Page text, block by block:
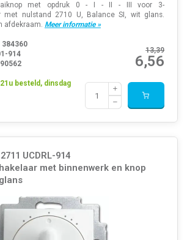
met opdruk 0 - I - II - III voor 3-
met nulstand 2710 U, Balance SI, wit glans.
afdekraam. Meer informatie »
13,39
6,56
384360
914
besteld, dinsdag
UCDRL-914
met binnenwerk en knop